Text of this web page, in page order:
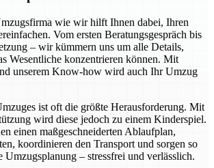
wie wir hilft Ihnen dabei, Ihren
Vom ersten Beratungsgespräch bis
– wir kümmern uns um alle Details,
Wesentliche konzentrieren können. Mit
unserem Know-how wird auch Ihr Umzug
ist oft die größte Herausforderung. Mit
wird diese jedoch zu einem Kinderspiel.
einen maßgeschneiderten Ablaufplan,
koordinieren den Transport und sorgen so
Umzugsplanung – stressfrei und verlässlich.